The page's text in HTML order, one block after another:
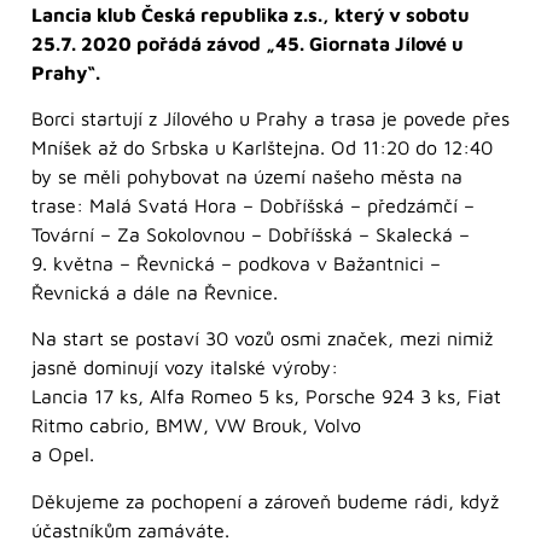
Lancia klub Česká republika z.s., který v sobotu
25.7. 2020 pořádá závod „45. Giornata Jílové u
Prahy“.
Borci startují z Jílového u Prahy a trasa je povede přes
Mníšek až do Srbska u Karlštejna. Od 11:20 do 12:40
by se měli pohybovat na území našeho města na
trase: Malá Svatá Hora – Dobříšská – předzámčí –
Tovární – Za Sokolovnou – Dobříšská – Skalecká –
9. května – Řevnická – podkova v Bažantnici –
Řevnická a dále na Řevnice.
Na start se postaví 30 vozů osmi značek, mezi nimiž
jasně dominují vozy italské výroby:
Lancia 17 ks, Alfa Romeo 5 ks, Porsche 924 3 ks, Fiat
Ritmo cabrio, BMW, VW Brouk, Volvo
a Opel.
Děkujeme za pochopení a zároveň budeme rádi, když
účastníkům zamáváte.